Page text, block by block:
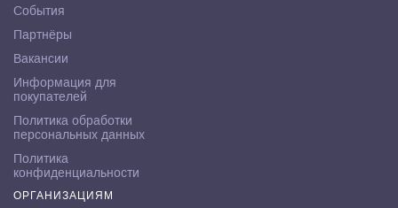
События
Партнёры
Вакансии
Информация для
покупателей
Политика обработки
персональных данных
Политика
конфиденциальности
ОРГАНИЗАЦИЯМ